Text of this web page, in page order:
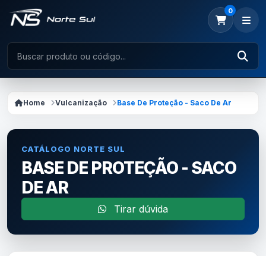
0
Home Vulcanização Base De Proteção - Saco De Ar
CATÁLOGO NORTE SUL
BASE DE PROTEÇÃO - SACO
DE AR
Tirar dúvida